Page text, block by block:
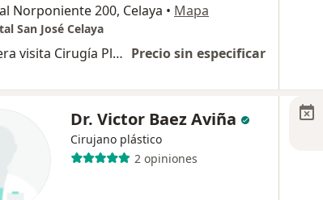
Norponiente 200, Celaya • Mapa
San José Celaya
Primera visita Cirugía Plástica Precio sin especificar
Dr. Victor Baez Aviña
Cirujano plástico
2 opiniones